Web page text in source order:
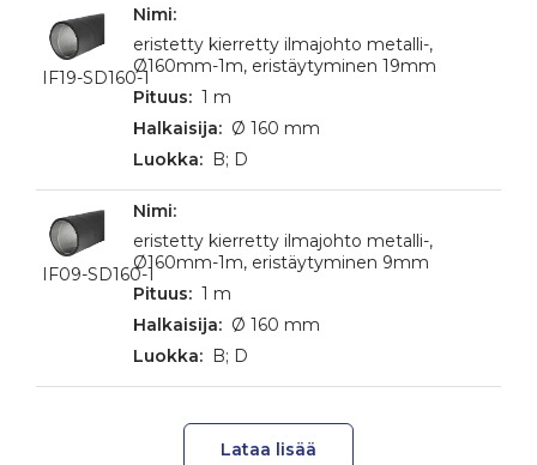
IF19-SD160-1
eristetty kierretty ilmajohto metalli-,
Ø160mm-1m, eristäytyminen 19mm
1 m
Ø 160 mm
B; D
IF09-SD160-1
eristetty kierretty ilmajohto metalli-,
Ø160mm-1m, eristäytyminen 9mm
1 m
Ø 160 mm
B; D
Lataa lisää